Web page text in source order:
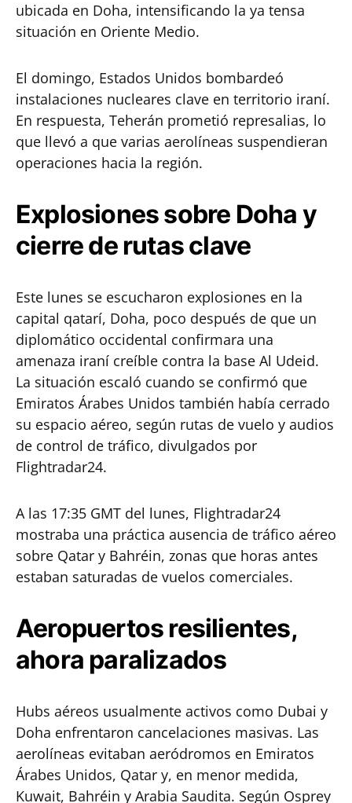
ubicada en Doha, intensificando la ya tensa
situación en Oriente Medio.
El domingo, Estados Unidos bombardeó
instalaciones nucleares clave en territorio iraní.
En respuesta, Teherán prometió represalias, lo
que llevó a que varias aerolíneas suspendieran
operaciones hacia la región.
Explosiones sobre Doha y
cierre de rutas clave
Este lunes se escucharon explosiones en la
capital qatarí, Doha, poco después de que un
diplomático occidental confirmara una
amenaza iraní creíble contra la base Al Udeid.
La situación escaló cuando se confirmó que
Emiratos Árabes Unidos también había cerrado
su espacio aéreo, según rutas de vuelo y audios
de control de tráfico, divulgados por
Flightradar24.
A las 17:35 GMT del lunes, Flightradar24
mostraba una práctica ausencia de tráfico aéreo
sobre Qatar y Bahréin, zonas que horas antes
estaban saturadas de vuelos comerciales.
Aeropuertos resilientes,
ahora paralizados
Hubs aéreos usualmente activos como Dubai y
Doha enfrentaron cancelaciones masivas. Las
aerolíneas evitaban aeródromos en Emiratos
Árabes Unidos, Qatar y, en menor medida,
Kuwait, Bahréin y Arabia Saudita. Según Osprey